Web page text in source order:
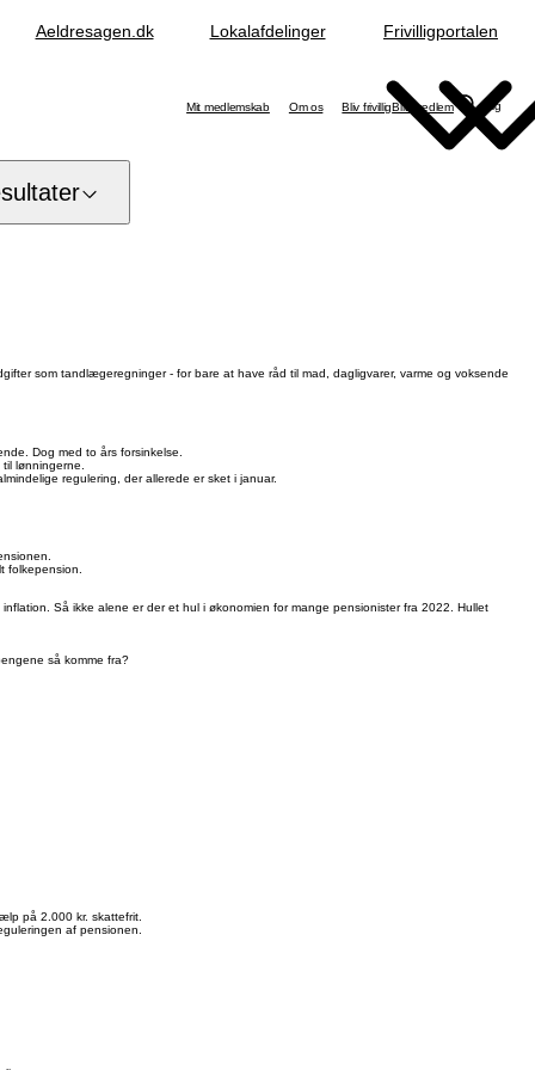
Aeldresagen.dk Lokalafdelinger Frivilligportalen
Mit medlemskab Om os Bliv frivilligBliv medlem Søg
som tandlægeregninger - for bare at have råd til mad, dagligvarer, varme og voksende
Dog med to års forsinkelse.
lønningerne.
regulering, der allerede er sket i januar.
folkepension.
Så ikke alene er der et hul i økonomien for mange pensionister fra 2022. Hullet
så komme fra?
på 2.000 kr. skattefrit.
af pensionen.